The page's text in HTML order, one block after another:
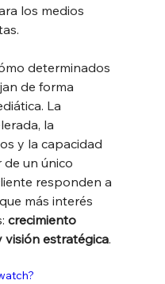
los medios
determinados
de forma
La
la
y la capacidad
un único
responden a
más interés
crecimiento
visión estratégica.